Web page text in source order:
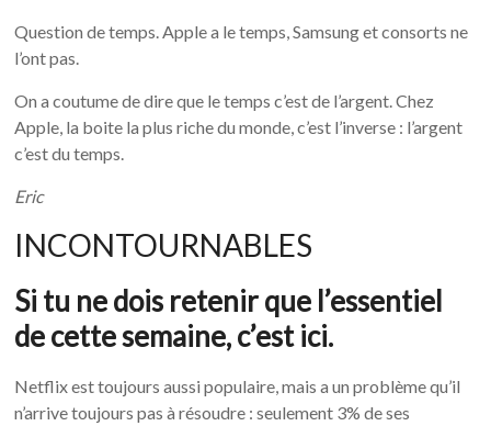
Question de temps. Apple a le temps, Samsung et consorts ne
l’ont pas.
On a coutume de dire que le temps c’est de l’argent. Chez
Apple, la boite la plus riche du monde, c’est l’inverse : l’argent
c’est du temps.
Eric
INCONTOURNABLES
Si tu ne dois retenir que l’essentiel
de cette semaine, c’est ici.
Netflix est toujours aussi populaire, mais a un problème qu’il
n’arrive toujours pas à résoudre : seulement 3% de ses